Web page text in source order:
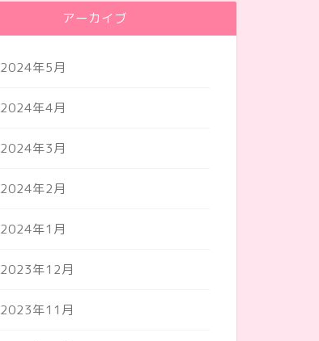
アーカイブ
2024年5月
2024年4月
2024年3月
2024年2月
2024年1月
2023年12月
2023年11月